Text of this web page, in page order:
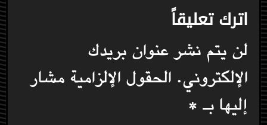
اترك تعليقاً
لن يتم نشر عنوان بريدك
الإلكتروني. الحقول الإلزامية مشار
إليها بـ *